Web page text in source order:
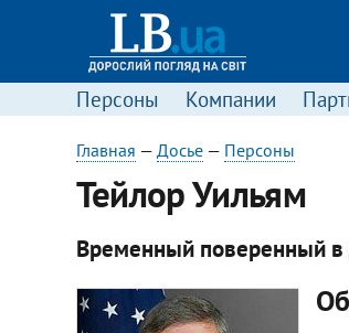
Персоны Компании
Главная — Досье— Персоны
​Тейлор Уильям
Временный поверенный